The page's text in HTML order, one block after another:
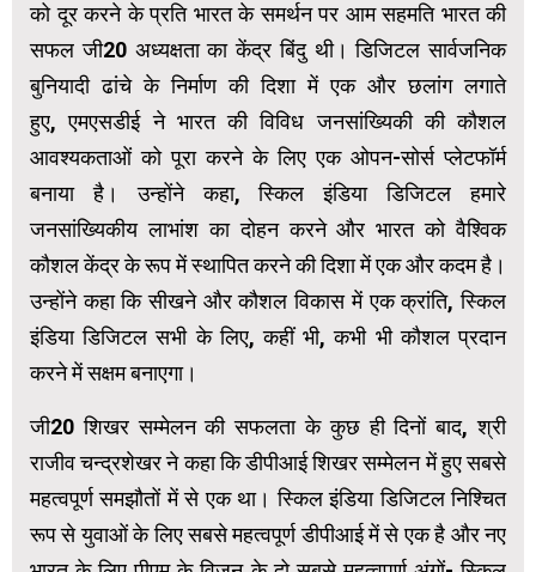
को दूर करने के प्रति भारत के समर्थन पर आम सहमति भारत की
सफल जी20 अध्यक्षता का केंद्र बिंदु थी। डिजिटल सार्वजनिक
बुनियादी ढांचे के निर्माण की दिशा में एक और छलांग लगाते
हुए, एमएसडीई ने भारत की विविध जनसांख्यिकी की कौशल
आवश्यकताओं को पूरा करने के लिए एक ओपन-सोर्स प्लेटफॉर्म
बनाया है। उन्होंने कहा, स्किल इंडिया डिजिटल हमारे
जनसांख्यिकीय लाभांश का दोहन करने और भारत को वैश्विक
कौशल केंद्र के रूप में स्थापित करने की दिशा में एक और कदम है।
उन्होंने कहा कि सीखने और कौशल विकास में एक क्रांति, स्किल
इंडिया डिजिटल सभी के लिए, कहीं भी, कभी भी कौशल प्रदान
करने में सक्षम बनाएगा।
जी20 शिखर सम्मेलन की सफलता के कुछ ही दिनों बाद, श्री
राजीव चन्द्रशेखर ने कहा कि डीपीआई शिखर सम्मेलन में हुए सबसे
महत्वपूर्ण समझौतों में से एक था। स्किल इंडिया डिजिटल निश्चित
रूप से युवाओं के लिए सबसे महत्वपूर्ण डीपीआई में से एक है और नए